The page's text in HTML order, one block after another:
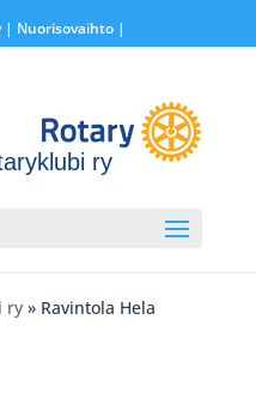
| Nuorisovaihto|
ry
ry » Ravintola Hela